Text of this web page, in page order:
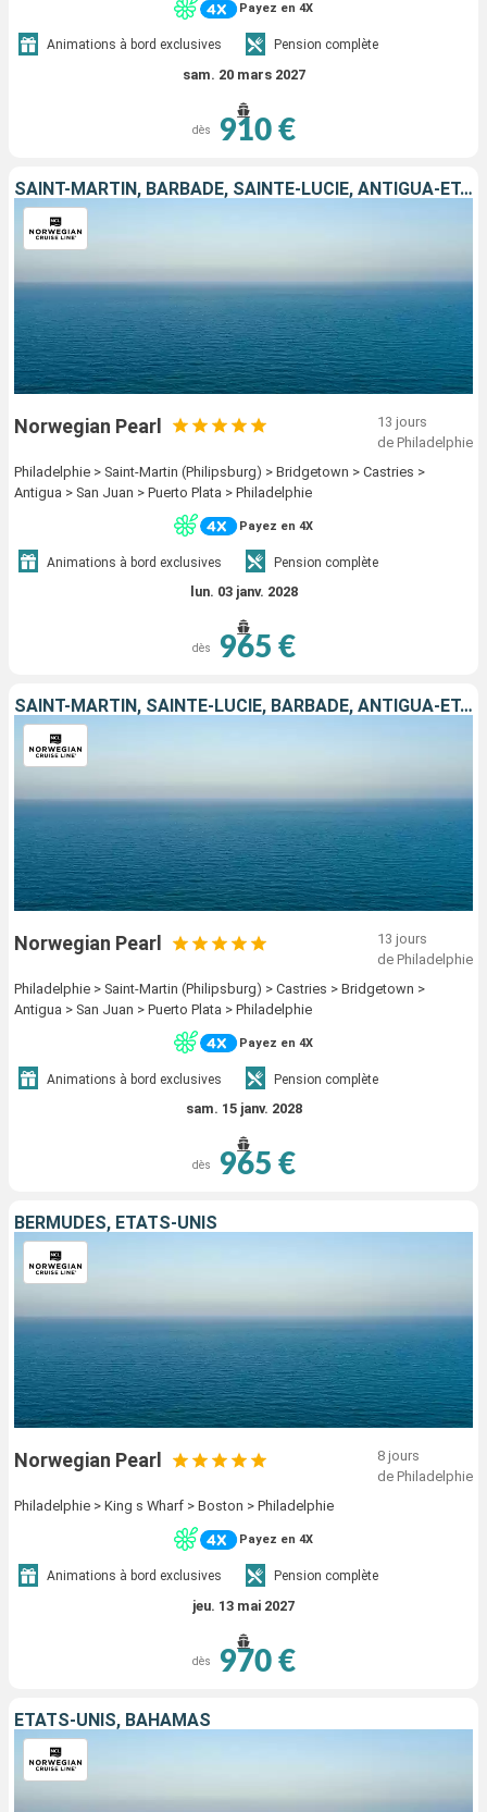
Payez en 4X
Animations à bord exclusives Pension complète
sam. 20 mars 2027
dès 910 €
SAINT-MARTIN, BARBADE, SAINTE-LUCIE, ANTIGUA-ET-BARBUDA, PORTO RICO, RÉPUBLIQUE DOMINICAINE, ÉTATS-UNIS
Norwegian Pearl
13 jours
de Philadelphie
Philadelphie > Saint-Martin (Philipsburg) > Bridgetown > Castries >
Antigua > San Juan > Puerto Plata > Philadelphie
Payez en 4X
Animations à bord exclusives Pension complète
lun. 03 janv. 2028
dès 965 €
SAINT-MARTIN, SAINTE-LUCIE, BARBADE, ANTIGUA-ET-BARBUDA, PORTO RICO, RÉPUBLIQUE DOMINICAINE, ÉTATS-UNIS
Norwegian Pearl
13 jours
de Philadelphie
Philadelphie > Saint-Martin (Philipsburg) > Castries > Bridgetown >
Antigua > San Juan > Puerto Plata > Philadelphie
Payez en 4X
Animations à bord exclusives Pension complète
sam. 15 janv. 2028
dès 965 €
BERMUDES, ÉTATS-UNIS
Norwegian Pearl
8 jours
de Philadelphie
Philadelphie > King s Wharf > Boston > Philadelphie
Payez en 4X
Animations à bord exclusives Pension complète
jeu. 13 mai 2027
dès 970 €
ÉTATS-UNIS, BAHAMAS